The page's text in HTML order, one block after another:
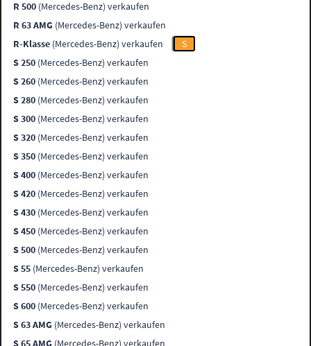
R 500 (Mercedes-Benz) verkaufen
R 63 AMG (Mercedes-Benz) verkaufen
R-Klasse (Mercedes-Benz) verkaufen
S
S 250 (Mercedes-Benz) verkaufen
S 260 (Mercedes-Benz) verkaufen
S 280 (Mercedes-Benz) verkaufen
S 300 (Mercedes-Benz) verkaufen
S 320 (Mercedes-Benz) verkaufen
S 350 (Mercedes-Benz) verkaufen
S 400 (Mercedes-Benz) verkaufen
S 420 (Mercedes-Benz) verkaufen
S 430 (Mercedes-Benz) verkaufen
S 450 (Mercedes-Benz) verkaufen
S 500 (Mercedes-Benz) verkaufen
S 55 (Mercedes-Benz) verkaufen
S 550 (Mercedes-Benz) verkaufen
S 600 (Mercedes-Benz) verkaufen
S 63 AMG (Mercedes-Benz) verkaufen
S 65 AMG (Mercedes-Benz) verkaufen